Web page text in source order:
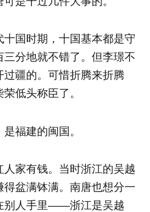
国时期，十国基本都是守
分地就不错了。但李璟不
疆的。可惜折腾来折腾
低头称臣了。
福建的闽国。
家有钱。当时浙江的吴越
盆满钵满。南唐也想分一
别人手里——浙江是吴越